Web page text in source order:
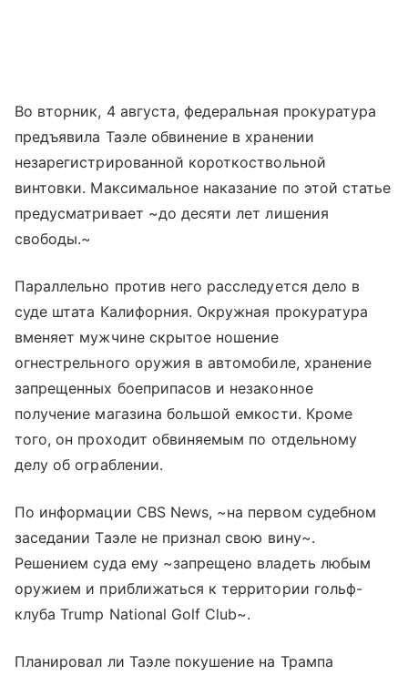
Во вторник, 4 августа, федеральная прокуратура
предъявила Таэле обвинение в хранении
незарегистрированной короткоствольной
винтовки. Максимальное наказание по этой статье
предусматривает ~до десяти лет лишения
свободы.~
Параллельно против него расследуется дело в
суде штата Калифорния. Окружная прокуратура
вменяет мужчине скрытое ношение
огнестрельного оружия в автомобиле, хранение
запрещенных боеприпасов и незаконное
получение магазина большой емкости. Кроме
того, он проходит обвиняемым по отдельному
делу об ограблении.
По информации CBS News, ~на первом судебном
заседании Таэле не признал свою вину~.
Решением суда ему ~запрещено владеть любым
оружием и приближаться к территории гольф-
клуба Trump National Golf Club~.
Планировал ли Таэле покушение на Трампа